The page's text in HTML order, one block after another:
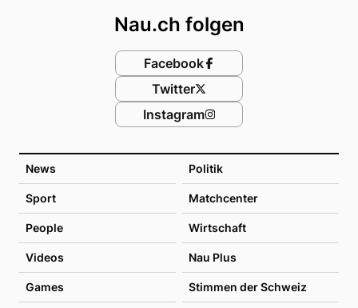
News Politik
Sport Matchcenter
People Wirtschaft
Videos Nau Plus
Games Stimmen der Schweiz
Nau.ch folgen
Facebook
Twitter
Instagram